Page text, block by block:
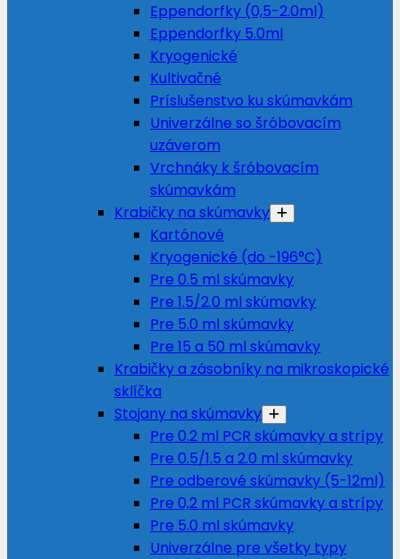
Eppendorfky (0,5-2.0ml)
Eppendorfky 5.0ml
Kryogenické
Kultivačné
Príslušenstvo ku skúmavkám
Univerzálne so šróbovacím
uzáverom
Vrchnáky k šróbovacím
skúmavkám
Krabičky na skúmavky
Kartónové
Kryogenické (do -196°C)
Pre 0.5 ml skúmavky
Pre 1.5/2.0 ml skúmavky
Pre 5.0 ml skúmavky
Pre 15 a 50 ml skúmavky
Krabičky a zásobníky na mikroskopické
sklíčka
Stojany na skúmavky
Pre 0.2 ml PCR skúmavky a strípy
Pre 0.5/1.5 a 2.0 ml skúmavky
Pre odberové skúmavky (5-12ml)
Pre 0,2 ml PCR skúmavky a strípy
Pre 5.0 ml skúmavky
Univerzálne pre všetky typy